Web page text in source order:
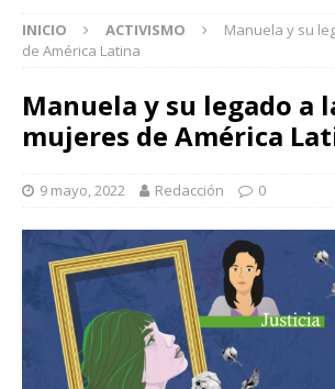
INICIO ACTIVISMO
Manuela y su
Manuela y su legado a
mujeres de América
9 mayo, 2022